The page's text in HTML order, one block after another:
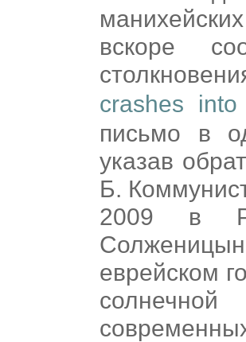
вскоре
crashes
письмо в
указав
Б.
2009 в
еврейском